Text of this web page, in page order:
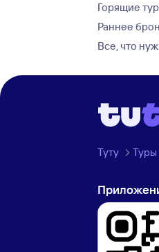
Горящие
Раннее
Все, что
Туту Туры